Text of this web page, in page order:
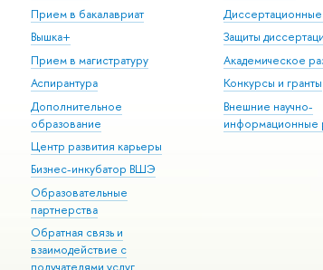
Прием в бакалавриат
Вышка+
Прием в магистратуру
Аспирантура
Дополнительное
образование
Центр развития карьеры
Бизнес-инкубатор ВШЭ
Образовательные
партнерства
Обратная связь и
взаимодействие с
получателями услуг
Защиты
Академическое
Конкурсы и гранты
Внешние научно-
информационные